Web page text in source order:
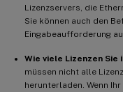
Lizenzservers, die
Sie können auch den
Eingabeaufforderung
Wie viele Lizenzen Sie
müssen nicht alle
herunterladen. Wenn